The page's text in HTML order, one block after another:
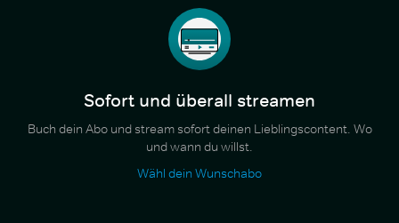
Sofort und überall streamen
Buch dein Abo und stream sofort deinen Lieblingscontent. Wo
und wann du willst.
Wähl dein Wunschabo